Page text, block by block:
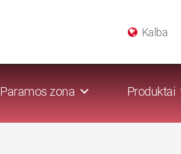
Kalba
Paramos zona Produktai